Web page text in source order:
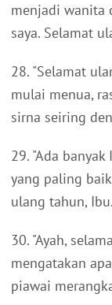
menjadi wanita
saya. Selamat
28. "Selamat
mulai menua,
sirna seiring
29. "Ada
yang paling
ulang tahun,
30. "Ayah,
mengatakan
piawai